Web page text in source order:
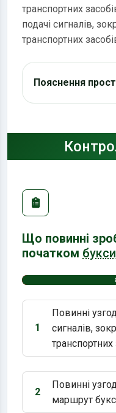
транспортних
подачі сигналів,
транспортних
Пояснення
Що повинні
початком
Варіант 1:
1
Повинні
сигналів,
транспортних
Варіант 2:
2
Повинні
маршрут